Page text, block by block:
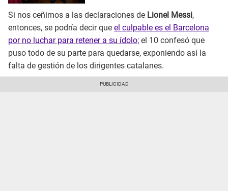
Si nos ceñimos a las declaraciones de Lionel Messi,
entonces, se podría decir que el culpable es el Barcelona
por no luchar para retener a su ídolo; el 10 confesó que
puso todo de su parte para quedarse, exponiendo así la
falta de gestión de los dirigentes catalanes.